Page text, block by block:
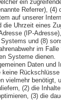
ein
Referrer), (4)
auf unserer
die Uhrzeit eines
(IP-
und (8)
im
Systeme dienen.
Daten und
keine
vielmehr benötigt,
(2) die
(3) die